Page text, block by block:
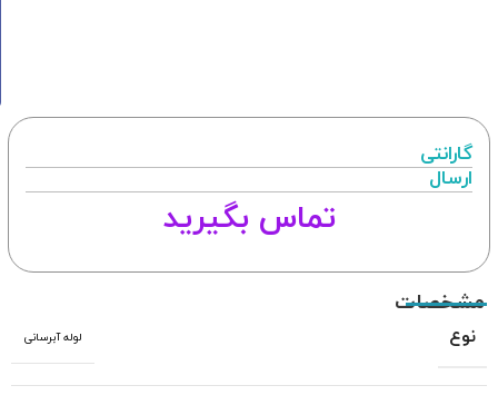
گارانتی
ارسال
تماس بگیرید
مشخصات
نوع لوله آبرسانی